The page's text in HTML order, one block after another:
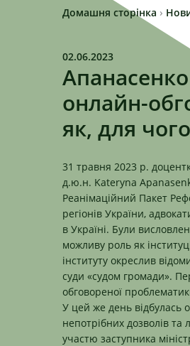
Домашня сторінка ›
02.06.2023
онлайн-
як, для
31 травня 2023 р.
д.ю.н. Kateryna
Реанімаційний Пакет
регіонів України,
в Україні. Були
можливу роль як
інституту окреслив
суди «судом громади».
обговореної
У цей же день відбулась
непотрібних дозволів та
участю заступника